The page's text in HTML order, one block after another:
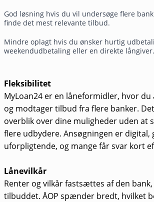
God løsning hvis du vil undersøge flere
finde det mest relevante tilbud.
Mindre oplagt hvis du ønsker hurtig
weekendudbetaling eller en direkte långiver.
Fleksibilitet
MyLoan24 er en låneformidler, hvor du
og modtager tilbud fra flere banker.
overblik over dine muligheder uden at
flere udbydere. Ansøgningen er digital,
uforpligtende, og mange får svar kort
Lånevilkår
Renter og vilkår fastsættes af den
tilbuddet. ÅOP spænder bredt, hvilket